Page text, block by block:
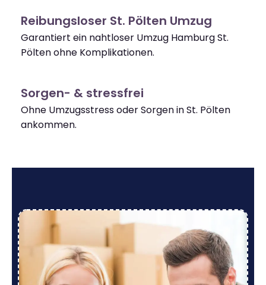
Reibungsloser St. Pölten Umzug
Garantiert ein nahtloser Umzug Hamburg St.
Pölten ohne Komplikationen.
Sorgen- & stressfrei
Ohne Umzugsstress oder Sorgen in St. Pölten
ankommen.